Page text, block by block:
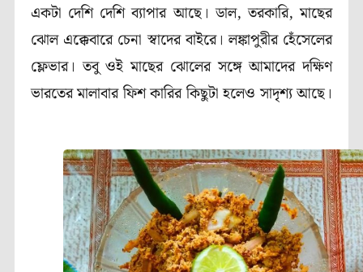
একটা দেশি দেশি ব্যাপার আছে। ডাল, তরকারি, মাছের
ঝোল এক্কেবারে চেনা স্বাদের বাইরে। লঙ্কাপুরীর হেঁসেলের
ফ্লেভার। তবু ওই মাছের ঝোলের সঙ্গে আমাদের দক্ষিণ
ভারতের মালাবার ফিশ কারির কিছুটা হলেও সাদৃশ্য আছে।